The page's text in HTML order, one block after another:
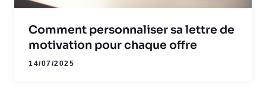
Comment personnaliser sa lettre de
motivation pour chaque offre
14/07/2025